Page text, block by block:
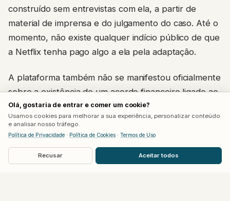
construído sem entrevistas com ela, a partir de
material de imprensa e do julgamento do caso. Até o
momento, não existe qualquer indício público de que
a Netflix tenha pago algo a ela pela adaptação.
A plataforma também não se manifestou oficialmente
sobre a existência de um acordo financeiro ligado ao
filme. Consultada pela imprensa, a Netflix optou por
não comentar o assunto, o que é comum em
produções baseadas em casos reais e ainda sensíveis
do ponto de vista jurídico.
Olá, gostaria de entrar e comer um cookie?
Usamos cookies para melhorar a sua experiência, personalizar conteúdo
e analisar nosso tráfego.
Política de Privacidade · Política de Cookies · Termos de Uso
Recusar Aceitar todos